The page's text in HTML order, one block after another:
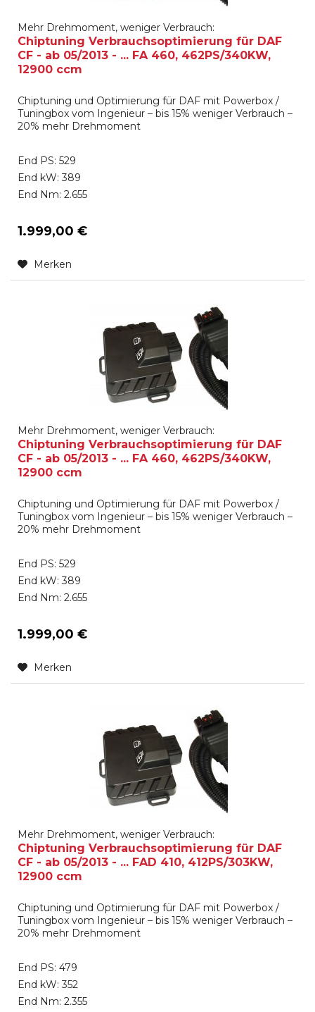
Mehr Drehmoment, weniger Verbrauch:
Chiptuning Verbrauchsoptimierung für DAF
CF - ab 05/2013 - ... FA 460, 462PS/340KW,
12900 ccm
Chiptuning und Optimierung für DAF mit Powerbox /
Tuningbox vom Ingenieur – bis 15% weniger Verbrauch –
20% mehr Drehmoment
End PS: 529
End kW: 389
End Nm: 2.655
1.999,00 €
Merken
Mehr Drehmoment, weniger Verbrauch:
Chiptuning Verbrauchsoptimierung für DAF
CF - ab 05/2013 - ... FA 460, 462PS/340KW,
12900 ccm
Chiptuning und Optimierung für DAF mit Powerbox /
Tuningbox vom Ingenieur – bis 15% weniger Verbrauch –
20% mehr Drehmoment
End PS: 529
End kW: 389
End Nm: 2.655
1.999,00 €
Merken
Mehr Drehmoment, weniger Verbrauch:
Chiptuning Verbrauchsoptimierung für DAF
CF - ab 05/2013 - ... FAD 410, 412PS/303KW,
12900 ccm
Chiptuning und Optimierung für DAF mit Powerbox /
Tuningbox vom Ingenieur – bis 15% weniger Verbrauch –
20% mehr Drehmoment
End PS: 479
End kW: 352
End Nm: 2.355